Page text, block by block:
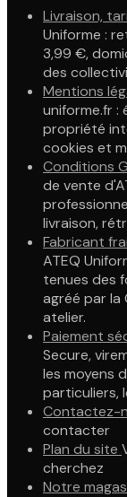
Livraison,
Uniforme :
3,99 €,
des
Mentions
uniforme.fr :
propriété
cookies et
Conditions
de vente
livraison,
Fabricant
ATEQ
tenues des
agréé par la
atelier.
Paiement
Secure,
les moyens
particuliers,
Contactez-
contacter
Plan du site
cherchez
Notre